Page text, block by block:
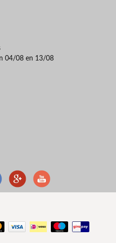
04/08 en 13/08